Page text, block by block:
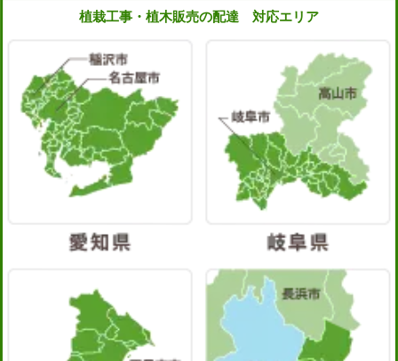
植栽工事・植木販売の配達 対応エリア